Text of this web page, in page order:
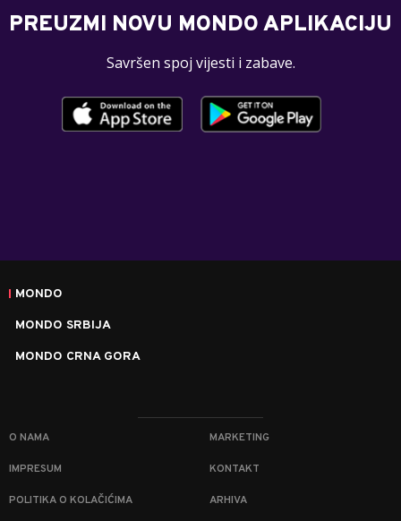
PREUZMI NOVU MONDO APLIKACIJU
Savršen spoj vijesti i zabave.
MONDO
MONDO SRBIJA
MONDO CRNA GORA
O NAMA MARKETING
IMPRESUM KONTAKT
POLITIKA O KOLAČIĆIMA ARHIVA